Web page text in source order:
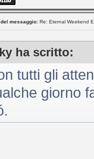
messaggio: Re: Eternal Weekend
ha scritto:
tutti gli
giorno